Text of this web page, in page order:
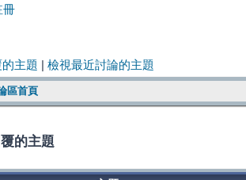
冊
主題 檢視最近討論的主題
區首頁
的主題